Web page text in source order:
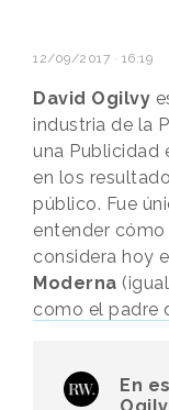
12/09/2017 · 16:19
David Ogilvy
industria de la
una Publicidad
en los
público. Fue
entender cómo
considera hoy
Moderna
como el padre
En